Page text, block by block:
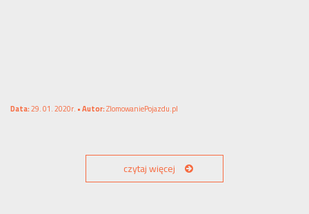
Data:29. 01. 2020r. •Autor:ZlomowaniePojazdu.pl
czytaj więcej